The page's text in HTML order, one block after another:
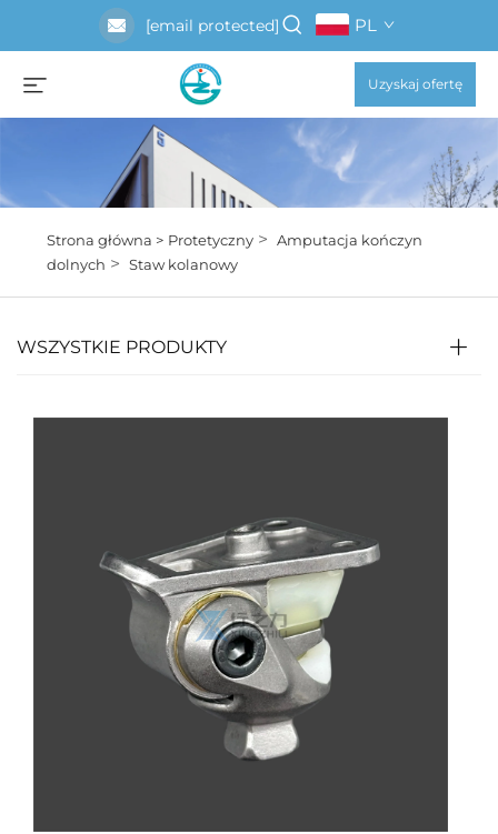
[email protected] PL
Uzyskaj ofertę
Strona główna > Protetyczny> Amputacja kończyn
dolnych > Staw kolanowy
WSZYSTKIE PRODUKTY